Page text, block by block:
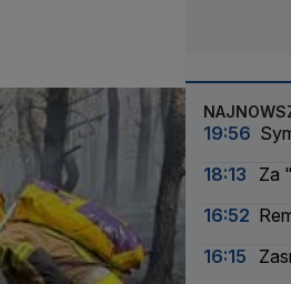
19:56
18:13
Za
16:52
16:15